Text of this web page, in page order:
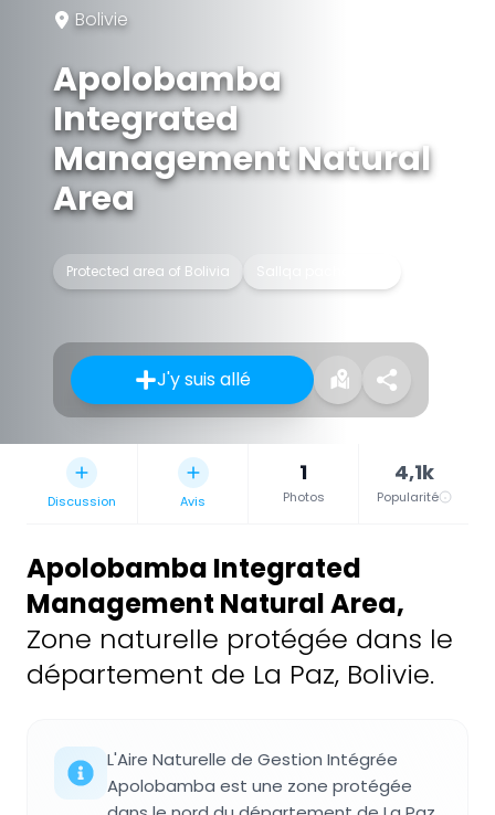
Bolivie
Apolobamba
Integrated
Management Natural
Area
Protected area of Bolivia
J'y suis allé
Discussion Avis
1
Photos
4,1k
Popularité
Apolobamba Integrated
Management Natural Area,
Zone naturelle protégée dans le
département de La Paz, Bolivie.
L'Aire Naturelle de Gestion Intégrée
Apolobamba est une zone protégée